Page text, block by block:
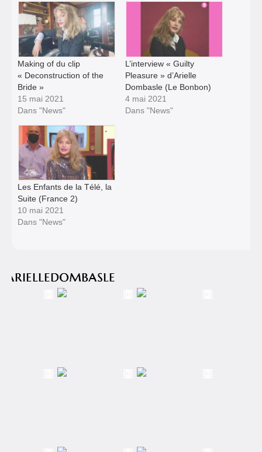
Making of du clip
« Deconstruction of the
Bride »
15 mai 2021
Dans "News"
L’interview « Guilty
Pleasure » d’Arielle
Dombasle (Le Bonbon)
4 mai 2021
Dans "News"
Les Enfants de la Télé, la
Suite (France 2)
10 mai 2021
Dans "News"